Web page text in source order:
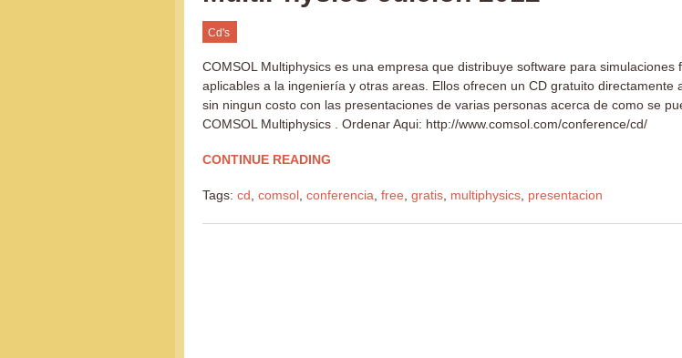
Cd's
COMSOL Multiphysics es una empresa que distribuye software para simulaciones
aplicables a la ingeniería y otras areas. Ellos ofrecen un CD gratuito directamente
sin ningun costo con las presentaciones de varias personas acerca de como se
COMSOL Multiphysics . Ordenar Aqui: http://www.comsol.com/conference/cd/
CONTINUE READING
Tags: cd comsol conferencia free gratis multiphysics presentacion